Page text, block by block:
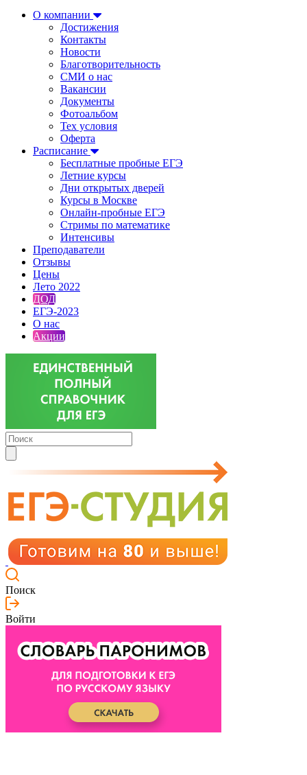
О компании
Достижения
Контакты
Новости
Благотворительность
СМИ о нас
Вакансии
Документы
Фотоальбом
Тех условия
Оферта
Расписание
Бесплатные пробные ЕГЭ
Летние курсы
Дни открытых дверей
Курсы в Москве
Онлайн-пробные ЕГЭ
Стримы по математике
Интенсивы
Преподаватели
Отзывы
Цены
Лето 2022
ДОД
ЕГЭ-2023
О нас
Акции
Поиск
Войти